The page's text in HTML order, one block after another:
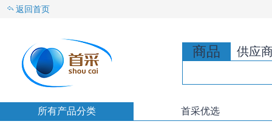
返回首页
商品 供应
所有产品分类 首采优选